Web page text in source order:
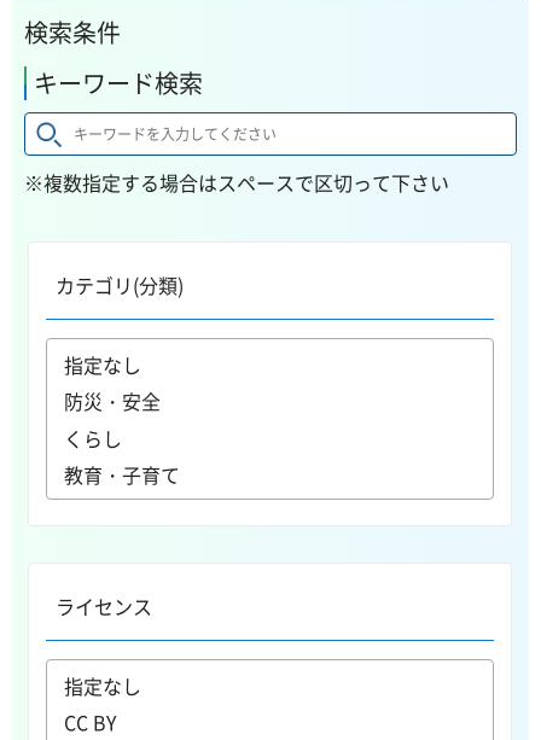
検索条件
キーワード検索
※複数指定する場合はスペースで区切って下さい
カテゴリ(分類)
ライセンス